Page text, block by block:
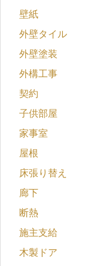
壁紙
外壁タイル
外壁塗装
外構工事
契約
子供部屋
家事室
屋根
床張り替え
廊下
断熱
施主支給
木製ドア